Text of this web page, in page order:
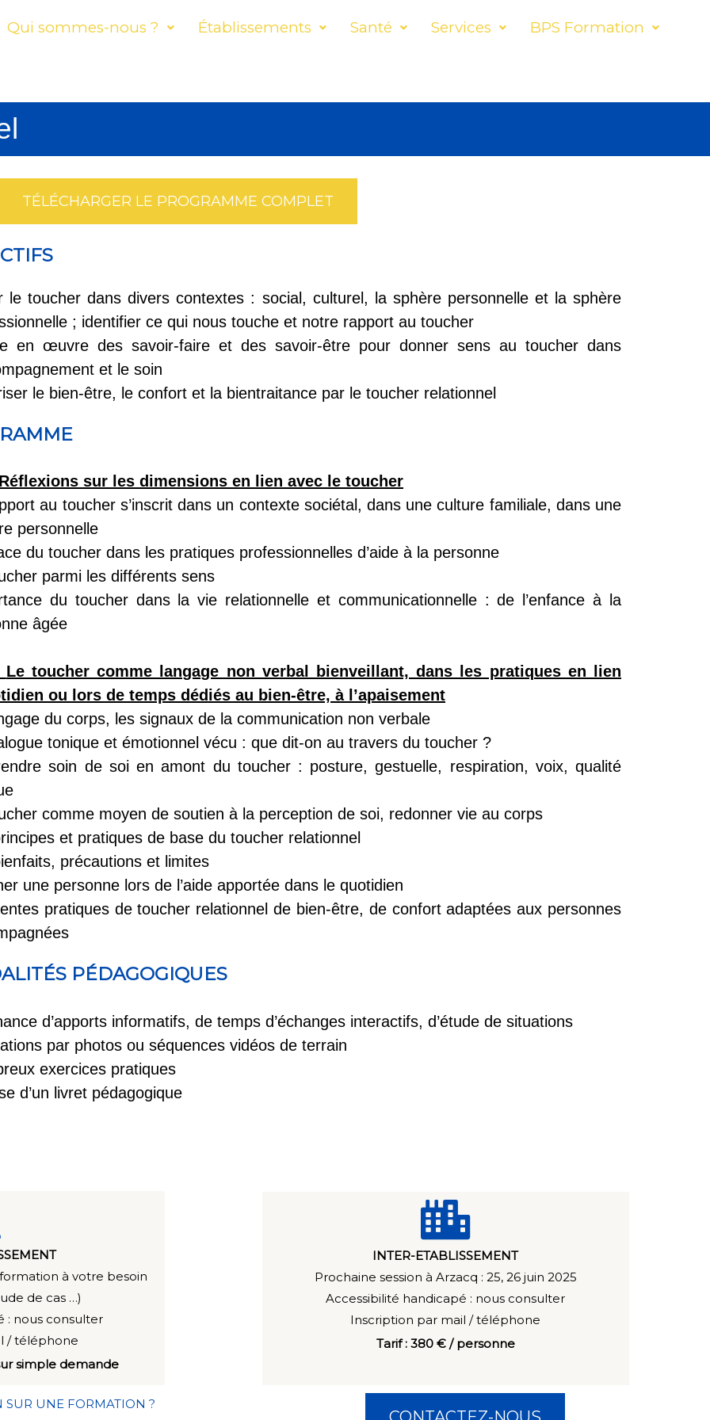
Qui sommes-nous ? Établissements Santé Services BPS Formation
TÉLÉCHARGER LE PROGRAMME COMPLET
le toucher dans divers contextes : social, culturel, la sphère personnelle et la sphère
; identifier ce qui nous touche et notre rapport au toucher
en œuvre des savoir-faire et des savoir-être pour donner sens au toucher dans
et le soin
le bien-être, le confort et la bientraitance par le toucher relationnel
sur les dimensions en lien avec le toucher
au toucher s’inscrit dans un contexte sociétal, dans une culture familiale, dans une
personnelle
du toucher dans les pratiques professionnelles d’aide à la personne
parmi les différents sens
du toucher dans la vie relationnelle et communicationnelle : de l’enfance à la
âgée
Le toucher comme langage non verbal bienveillant, dans les pratiques en lien
ou lors de temps dédiés au bien-être, à l’apaisement
du corps, les signaux de la communication non verbale
tonique et émotionnel vécu : que dit-on au travers du toucher ?
soin de soi en amont du toucher : posture, gestuelle, respiration, voix, qualité
comme moyen de soutien à la perception de soi, redonner vie au corps
et pratiques de base du toucher relationnel
précautions et limites
une personne lors de l’aide apportée dans le quotidien
pratiques de toucher relationnel de bien-être, de confort adaptées aux personnes
PÉDAGOGIQUES
d’apports informatifs, de temps d’échanges interactifs, d’étude de situations
par photos ou séquences vidéos de terrain
exercices pratiques
d’un livret pédagogique
à votre besoin
de cas …)
: nous consulter
/ téléphone
simple demande
INTER-ETABLISSEMENT
Prochaine session à Arzacq : 25, 26 juin 2025
Accessibilité handicapé : nous consulter
Inscription par mail / téléphone
Tarif : 380 € / personne
SUR UNE FORMATION ?